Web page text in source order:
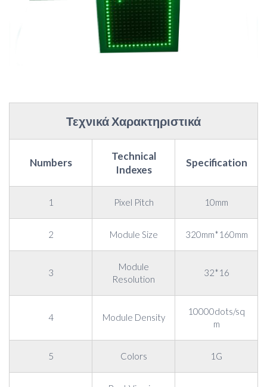
Τεχνικά Χαρακτηριστικά
Numbers
Technical
Indexes
Specification
1 Pixel Pitch 10mm
2 Module Size 320mm*160mm
3
Module
Resolution
32*16
4 Module Density
10000dots/sq
m
5 Colors 1G